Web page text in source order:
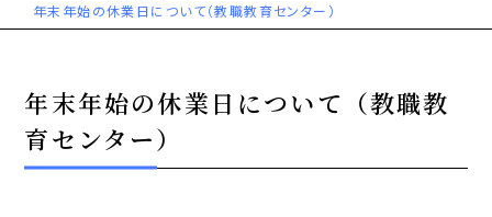
年末年始の休業日について（教職教育センター）
年末年始の休業日について（教職教
育センター）